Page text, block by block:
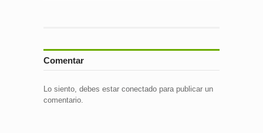
Comentar
Lo siento, debes estar conectado para publicar un
comentario.